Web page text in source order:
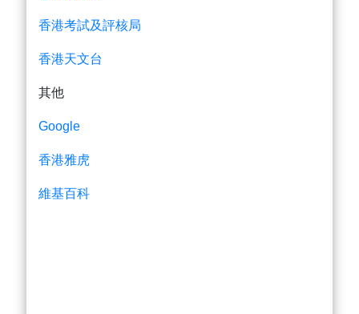
香港考試及評核局
香港天文台
其他
Google
香港雅虎
維基百科